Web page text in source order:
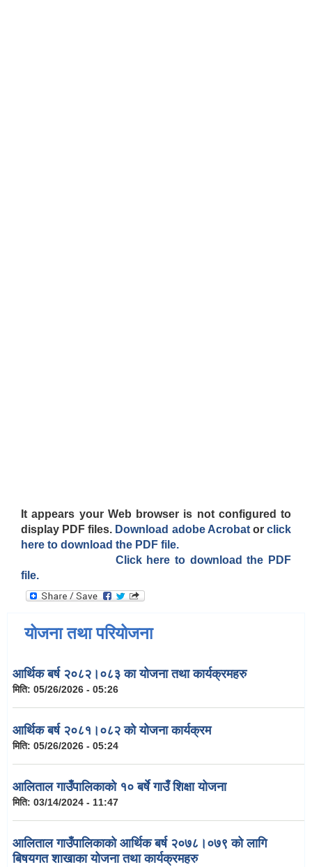
It appears your Web browser is not configured to
display PDF files. Download adobe Acrobat orclick
here to download the PDF file.
Click here to download the PDF
file.
योजना तथा परियोजना
आर्थिक बर्ष २०८२।०८३ का योजना तथा कार्यक्रमहरु
मिति: 05/26/2026 - 05:26
आर्थिक बर्ष २०८१।०८२ को योजना कार्यक्रम
मिति: 05/26/2026 - 05:24
आलिताल गाउँपालिकाको १० बर्षे गाउँ शिक्षा योजना
मिति: 03/14/2024 - 11:47
आलिताल गाउँपालिकाको आर्थिक बर्ष २०७८।०७९ को लागि
बिषयगत शाखाका योजना तथा कार्यक्रमहरु